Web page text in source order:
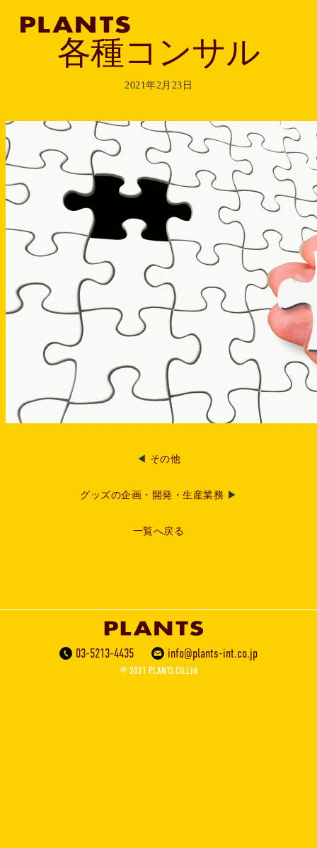
各種コンサル
2021年2月23日
◀ その他
グッズの企画・開発・生産業務 ▶
一覧へ戻る
03-5213-4435 info@plants-int.co.jp
© 2021 PLANTS.CO.Ltd